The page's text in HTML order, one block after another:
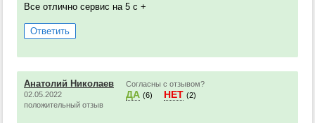
Все отлично сервис на 5 с +
Ответить
Анатолий Николаев
02.05.2022
положительный отзыв
Согласны с отзывом?
ДА (6) НЕТ (2)